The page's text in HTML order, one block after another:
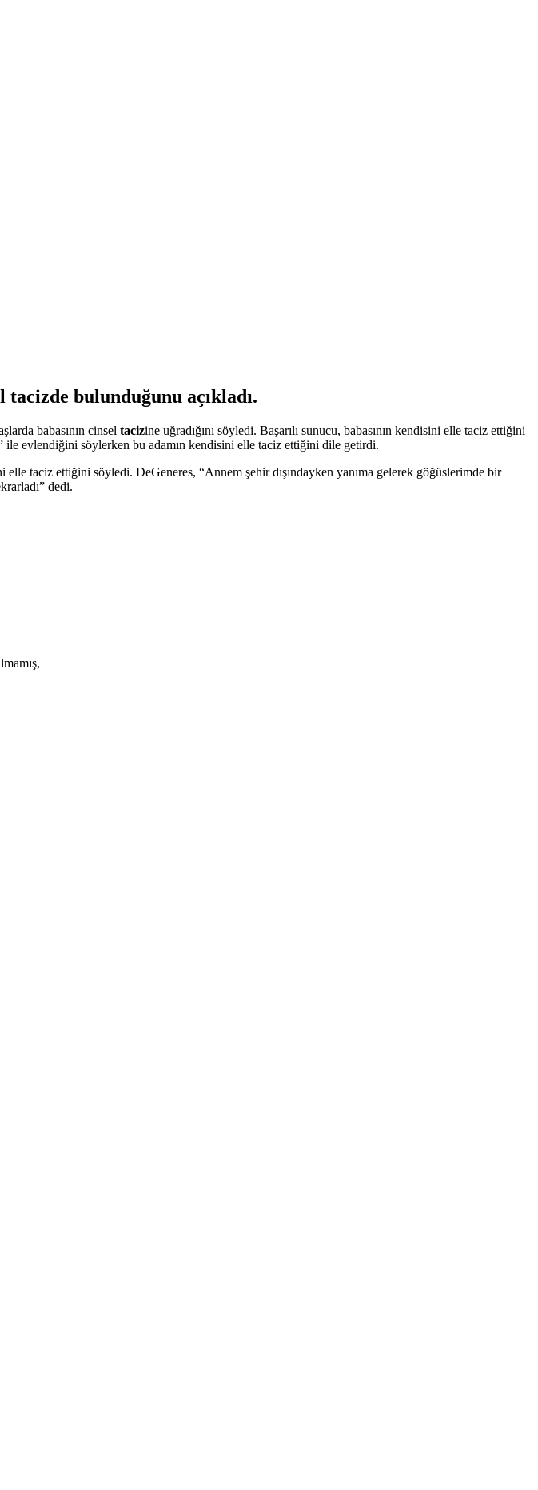
tacizde bulunduğunu açıkladı.
babasının cinsel tacizine uğradığını söyledi. Başarılı sunucu, babasının kendisini elle taciz ettiğini
ile evlendiğini söylerken bu adamın kendisini elle taciz ettiğini dile getirdi.
taciz ettiğini söyledi. DeGeneres, “Annem şehir dışındayken yanıma gelerek göğüslerimde bir
dedi.